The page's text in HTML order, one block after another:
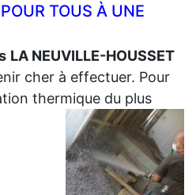
TOUS À UNE
LA NEUVILLE-HOUSSET
cher à effectuer. Pour
thermique du plus